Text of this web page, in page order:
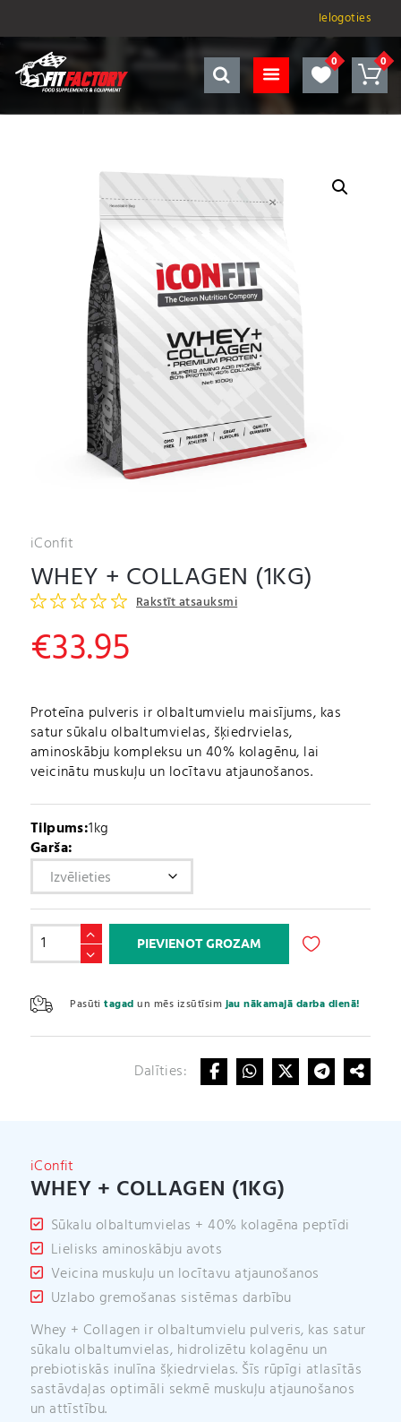
Ielogoties
iConfit
WHEY + COLLAGEN (1KG)
Rakstīt atsauksmi
€33.95
Proteīna pulveris ir olbaltumvielu maisījums, kas
satur sūkalu olbaltumvielas, šķiedrvielas,
aminoskābju kompleksu un 40% kolagēnu, lai
veicinātu muskuļu un locītavu atjaunošanos.
Garša:
Tilpums:1kg
Whey
(1kg)
daudzums
PIEVIENOT GROZAM
Pasūtitagad un mēs izsūtīsimjau nākamajā darba dienā!
e
r
n
Dalīties:
iConfit
WHEY + COLLAGEN (1KG)
Sūkalu olbaltumvielas + 40% kolagēna peptīdi
Lielisks aminoskābju avots
Veicina muskuļu un locītavu atjaunošanos
Uzlabo gremošanas sistēmas darbību
Whey + Collagen ir olbaltumvielu pulveris, kas satur
sūkalu olbaltumvielas, hidrolizētu kolagēnu un
prebiotiskās inulīna šķiedrvielas. Šīs rūpīgi atlasītās
sastāvdaļas optimāli sekmē muskuļu atjaunošanos
un attīstību.